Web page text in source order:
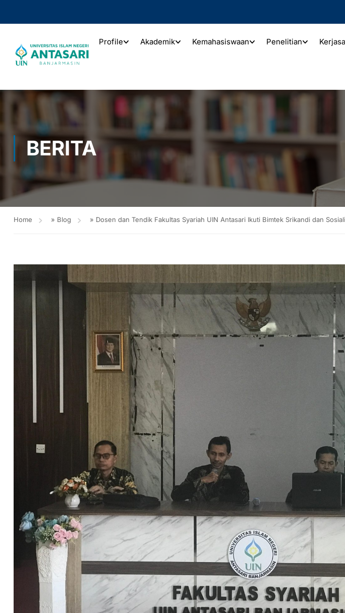
Profile Akademik Kemahasiswaan Penelitian
BERITA
Home » Blog » Dosen dan Tendik Fakultas Syariah UIN Antasari Ikuti Bimtek Srikandi dan